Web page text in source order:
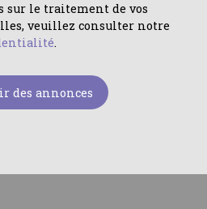
sur le traitement de vos
veuillez consulter notre
.
des annonces